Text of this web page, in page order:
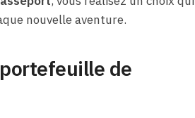
nouvelle aventure.
de